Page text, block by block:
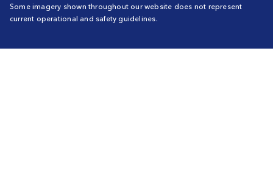
Some imagery shown throughout our website does not represent
current operational and safety guidelines.